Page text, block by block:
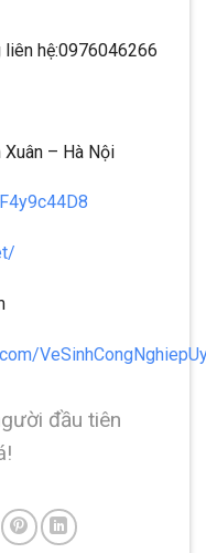
hệ:0976046266
Xuân – Hà Nội
đầu tiên